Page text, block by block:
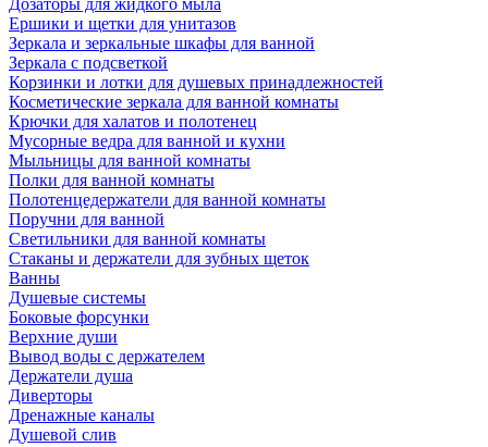
Дозаторы для жидкого мыла
Ершики и щетки для унитазов
Зеркала и зеркальные шкафы для ванной
Зеркала с подсветкой
Корзинки и лотки для душевых принадлежностей
Косметические зеркала для ванной комнаты
Крючки для халатов и полотенец
Мусорные ведра для ванной и кухни
Мыльницы для ванной комнаты
Полки для ванной комнаты
Полотенцедержатели для ванной комнаты
Поручни для ванной
Светильники для ванной комнаты
Стаканы и держатели для зубных щеток
Ванны
Душевые системы
Боковые форсунки
Верхние души
Вывод воды с держателем
Держатели душа
Диверторы
Дренажные каналы
Душевой слив